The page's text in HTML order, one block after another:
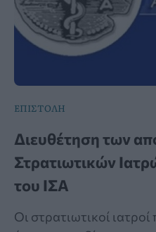
ΕΠΙΣΤΟΛΗ
Διευθέτηση των
Στρατιωτικών
του ΙΣΑ
Οι στρατιωτικοί ιατροί